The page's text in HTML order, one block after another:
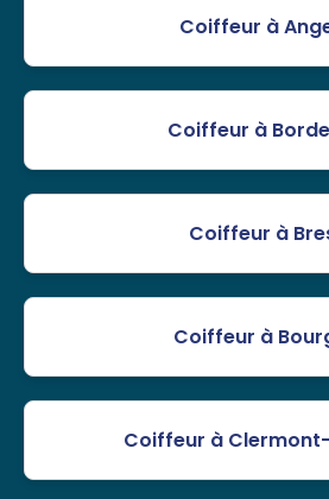
Coiffeur à
Coiffeur à
Coiffeur à
Coiffeur à
Coiffeur à